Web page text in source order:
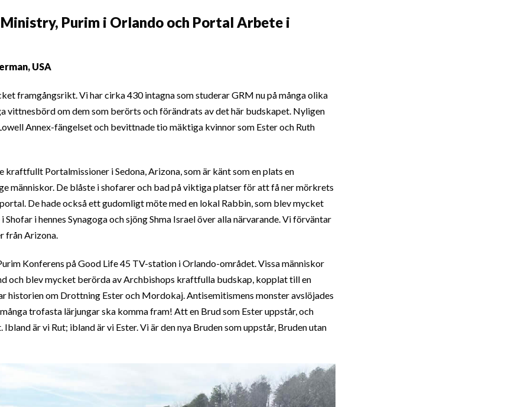
Ministry, Purim i Orlando och Portal Arbete i
USA
framgångsrikt. Vi har cirka 430 intagna som studerar GRM nu på många olika
vittnesbörd om dem som berörts och förändrats av det här budskapet. Nyligen
Annex-fängelset och bevittnade tio mäktiga kvinnor som Ester och Ruth
Portalmissioner i Sedona, Arizona, som är känt som en plats en
människor. De blåste i shofarer och bad på viktiga platser för att få ner mörkrets
De hade också ett gudomligt möte med en lokal Rabbin, som blev mycket
i hennes Synagoga och sjöng Shma Israel över alla närvarande. Vi förväntar
från Arizona.
Konferens på Good Life 45 TV-station i Orlando-området. Vissa människor
och blev mycket berörda av Archbishops kraftfulla budskap, kopplat till en
historien om Drottning Ester och Mordokaj. Antisemitismens monster avslöjades
trofasta lärjungar ska komma fram! Att en Brud som Ester uppstår, och
är vi Rut; ibland är vi Ester. Vi är den nya Bruden som uppstår, Bruden utan